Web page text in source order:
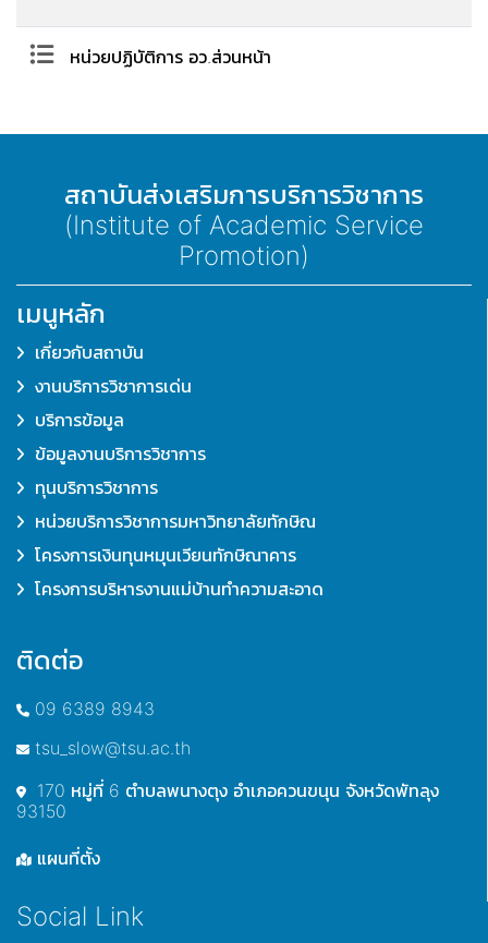
หน่วยปฏิบัติการ อว.ส่วนหน้า
สถาบันส่งเสริมการบริการวิชาการ
(Institute of Academic Service
Promotion)
เมนูหลัก
เกี่ยวกับสถาบัน
งานบริการวิชาการเด่น
บริการข้อมูล
ข้อมูลงานบริการวิชาการ
ทุนบริการวิชาการ
หน่วยบริการวิชาการมหาวิทยาลัยทักษิณ
โครงการเงินทุนหมุนเวียนทักษิณาคาร
โครงการบริหารงานแม่บ้านทำความสะอาด
ติดต่อ
09 6389 8943
tsu_slow@tsu.ac.th
170 หมู่ที่ 6 ตำบลพนางตุง อำเภอควนขนุน จังหวัดพัทลุง
93150
แผนที่ตั้ง
Social Link